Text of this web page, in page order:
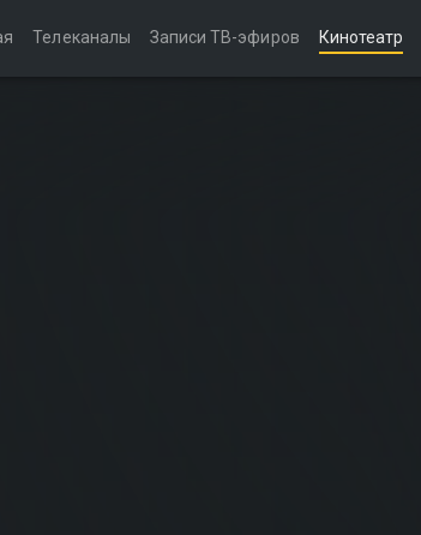
Телеканалы Записи ТВ-эфиров Кинотеатр